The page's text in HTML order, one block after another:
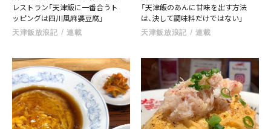
レストラン「天津飯に一番合うト
ッピングは四川風麻婆豆腐」
天津飯放浪記 連載
「天津飯のあんに甘味を出す方法
は、決して調味料だけではない」
天津飯放浪記 連載